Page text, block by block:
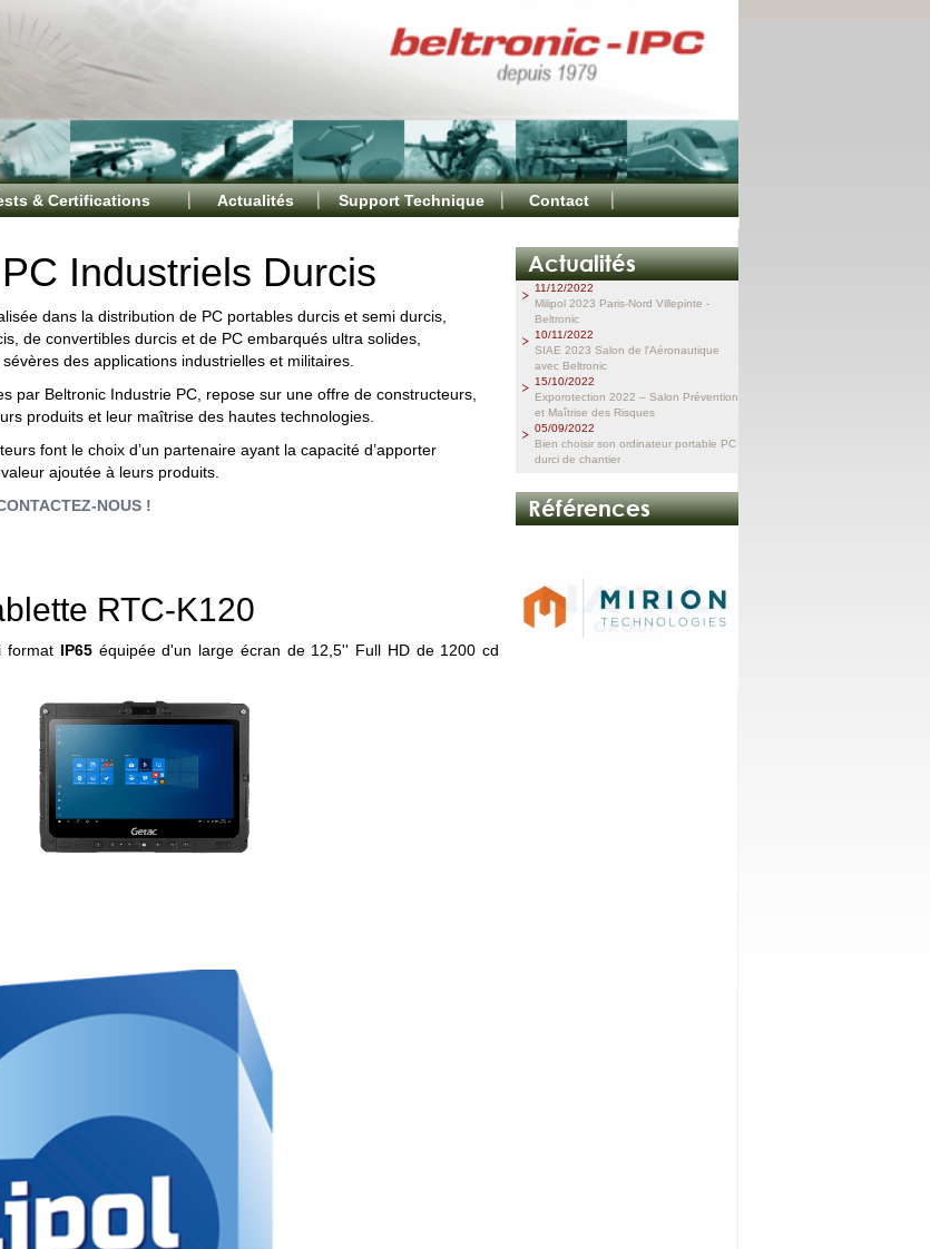
& Certifications Actualités Support Technique Contact
Industriels Durcis
dans la distribution de PC portables durcis et semi durcis,
de convertibles durcis et de PC embarqués ultra solides,
des applications industrielles et militaires.
par Beltronic Industrie PC, repose sur une offre de constructeurs,
produits et leur maîtrise des hautes technologies.
font le choix d’un partenaire ayant la capacité d’apporter
ajoutée à leurs produits.
NOUS !
RTC-K120
format IP65équipée d'un large écran de 12,5'' Full HD de 1200 cd
11/12/2022
Milipol 2023 Paris-Nord Villepinte -
Beltronic
10/11/2022
SIAE 2023 Salon de l'Aéronautique
avec Beltronic
15/10/2022
Exporotection 2022 – Salon Prévention
et Maîtrise des Risques
05/09/2022
Bien choisir son ordinateur portable PC
durci de chantier